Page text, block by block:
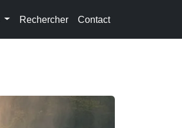
Rechercher Contact